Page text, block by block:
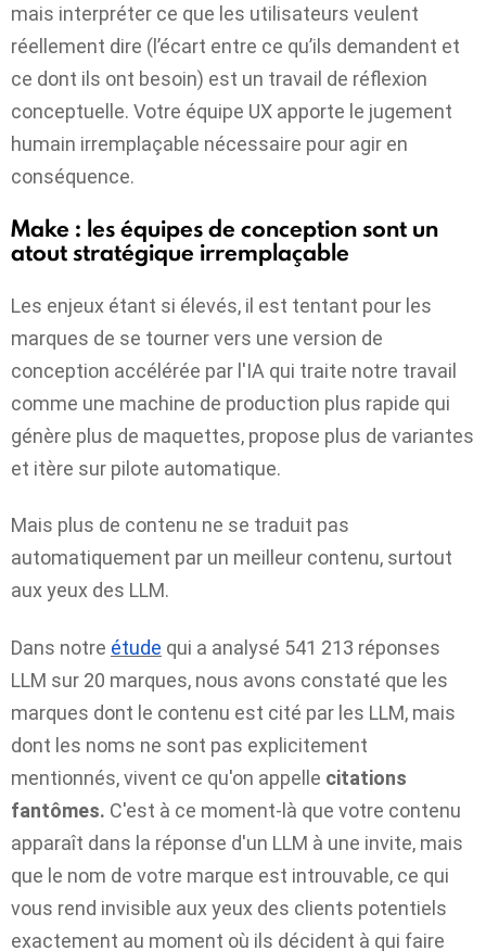
mais interpréter ce que les utilisateurs veulent
réellement dire (l’écart entre ce qu’ils demandent et
ce dont ils ont besoin) est un travail de réflexion
conceptuelle. Votre équipe UX apporte le jugement
humain irremplaçable nécessaire pour agir en
conséquence.
Make : les équipes de conception sont un
atout stratégique irremplaçable
Les enjeux étant si élevés, il est tentant pour les
marques de se tourner vers une version de
conception accélérée par l'IA qui traite notre travail
comme une machine de production plus rapide qui
génère plus de maquettes, propose plus de variantes
et itère sur pilote automatique.
Mais plus de contenu ne se traduit pas
automatiquement par un meilleur contenu, surtout
aux yeux des LLM.
Dans notre étude qui a analysé 541 213 réponses
LLM sur 20 marques, nous avons constaté que les
marques dont le contenu est cité par les LLM, mais
dont les noms ne sont pas explicitement
mentionnés, vivent ce qu'on appelle citations
fantômes. C'est à ce moment-là que votre contenu
apparaît dans la réponse d'un LLM à une invite, mais
que le nom de votre marque est introuvable, ce qui
vous rend invisible aux yeux des clients potentiels
exactement au moment où ils décident à qui faire